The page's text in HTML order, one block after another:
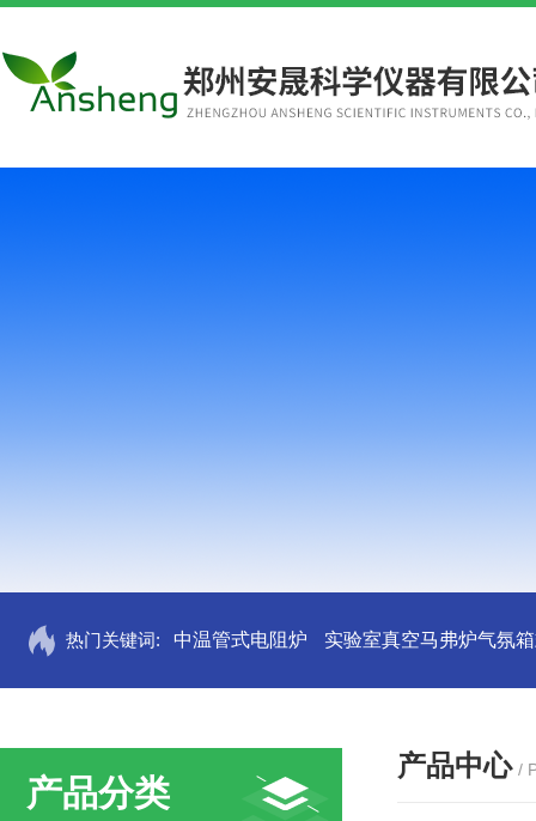
热门关键词: 中温管式电阻炉 实验室真空马弗炉气氛
产品分类
产品中心 /